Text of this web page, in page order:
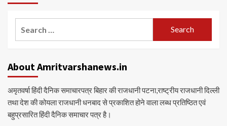
About Amritvarshanews.in
अमृतवर्षा हिंदी दैनिक समाचारपत्र बिहार की राजधानी पटना,राष्ट्रीय राजधानी दिल्ली
तथा देश की कोयला राजधानी धनबाद से प्रकाशित होने वाला लब्ध प्रतिष्ठित एवं
बहुप्रसारित हिंदी दैनिक समाचार पत्र है।